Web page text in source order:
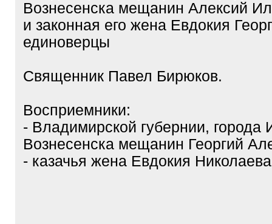
Вознесенска мещанин Алексий
и законная его жена Евдокия
единоверцы
Священник Павел Бирюков.
Восприемники:
- Владимирской губернии, города
Вознесенска мещанин Георгий
- казачья жена Евдокия